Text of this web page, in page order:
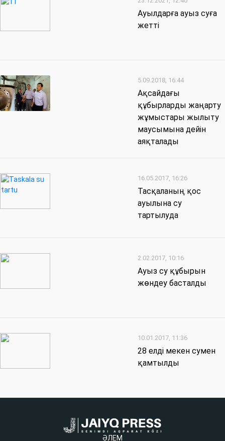
Ауылдарға ауыз суға
жетті
5.09.2018, 16:44
Ақсайдағы
құбырларды жаңарту
жұмыстары жылыту
маусымына дейін
аяқталады
16.05.2017, 16:26
Тасқаланың қос
ауылына су
тартылуда
2.02.2017, 10:16
Ауыз су құбырын
жөндеу басталды
10.01.2017, 11:36
28 елді мекен сумен
қамтылды
ӘЛЕМ